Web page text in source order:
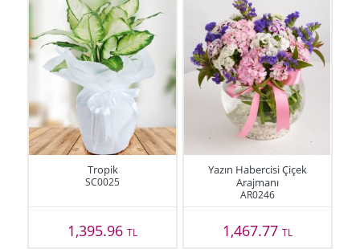
Tropik
SC0025
1,395.96TL
Yazın Habercisi Çiçek
Arajmanı
AR0246
1,467.77 TL